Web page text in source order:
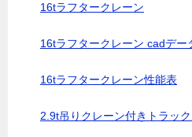
16tラフタークレーン
16tラフタークレーン cadデー
16tラフタークレーン性能表
2.9t吊りクレーン付きトラッ